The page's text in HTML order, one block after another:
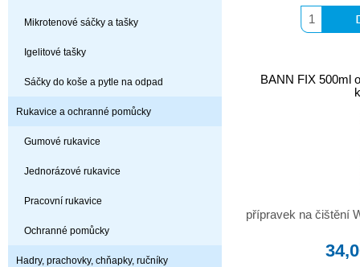
Mikrotenové sáčky a tašky
Igelitové tašky
Sáčky do koše a pytle na odpad
Rukavice a ochranné pomůcky
Gumové rukavice
Jednorázové rukavice
Pracovní rukavice
Ochranné pomůcky
Hadry, prachovky, chňapky, ručníky
BANN FIX 500ml
přípravek na čištění